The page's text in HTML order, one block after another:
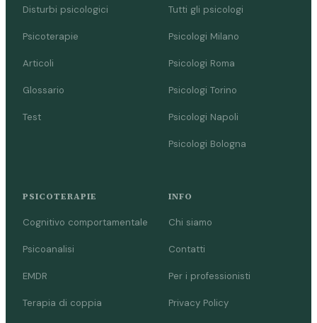
Disturbi psicologici
Psicoterapie
Articoli
Glossario
Test
Tutti gli psicologi
Psicologi Milano
Psicologi Roma
Psicologi Torino
Psicologi Napoli
Psicologi Bologna
PSICOTERAPIE
Cognitivo comportamentale
Psicoanalisi
EMDR
Terapia di coppia
INFO
Chi siamo
Contatti
Per i professionisti
Privacy Policy